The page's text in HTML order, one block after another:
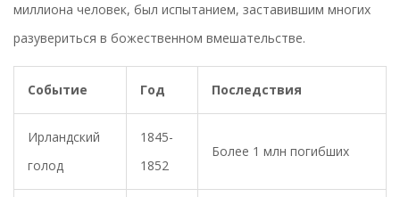
миллиона человек, был испытанием, заставившим многих
разувериться в божественном вмешательстве.
Событие Год Последствия
Ирландский
голод
1845-
1852
Более 1 млн погибших